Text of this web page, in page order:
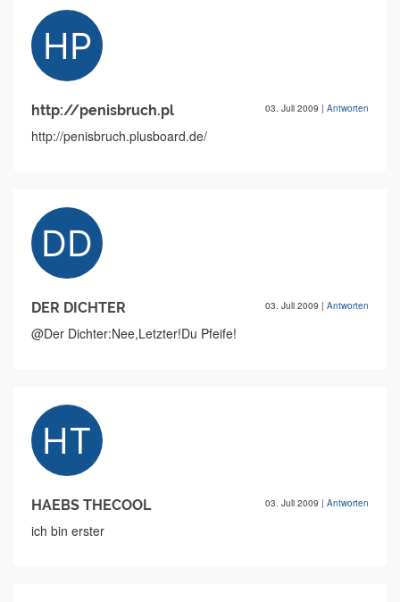
http://penisbruch.pl 03. Juli 2009 | Antworten
http://penisbruch.plusboard.de/
DER DICHTER 03. Juli 2009 | Antworten
@Der Dichter:Nee,Letzter!Du Pfeife!
HAEBS THECOOL 03. Juli 2009 | Antworten
ich bin erster